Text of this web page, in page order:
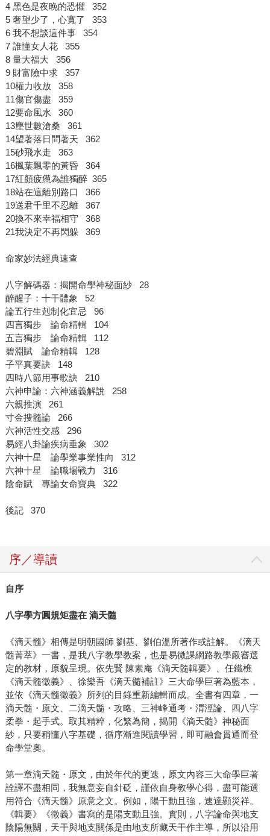
4 黑色是夜晚的恐懼 352
5 奢望少了，心寬了 353
6 我不想談這件事 354
7 誰懂女人花 355
8 量大福大 356
9 財富險中求 357
10權力收放 358
11傷官傷盡 359
12要命風水 360
13塵世數滄桑 361
14望著落日問著天 362
15砂飛水走 363
16楓葉飄零的黃昏 364
17紅顏疲憊為誰獨醉 365
18站在這離別路口 366
19送君千里不忍離 367
20換不來幸福相守 368
21我決定不再閃躲 369
命家妙法經典速查
八字解碼器：揭開命學神秘面紗 28
醉醒子：十干體象 52
論五行生剋制化宜忌 96
四言獨步 論命精輯 104
五言獨步 論命精輯 112
碧淵賦 論命精輯 128
子平真要訣 148
四時八節用事歌訣 210
六神申論：六神涵義解說 258
六親推演 261
寸金搜髓論 266
六神活性交感 296
易經八卦論疾病垂象 302
六神十星 論學業事業性向 312
六神十星 論職場戰力 316
陰命賦 專論女命寶典 322
後記 370
序／導讀
自序
八字學方圓規矩盡在 滴天髓
《滴天髓》相傳是明朝國師 劉基、劉伯溫所著作或註解。《滴天
髓菁萃》一書，是我八字教學教案，也是易微課網路教學嚴審選
定的教材，原貌呈現。依先賢 陳素庵《滴天髓輯要》、任鐵樵
《滴天髓徵義》、徐樂吾《滴天髓補註》三大命學巨著為藍本，
並依《滴天髓徵義》所列的目錄重新編輯而成。全書有四章，一
滴天髓・原文、二滴天髓・攻略、三神峰通考・渭涇論、四八字
柔拳・起手式。取其精粹，化繁為簡，揭開《滴天髓》神秘面
紗，只要稍懂八字基礎，循序漸進閱讀學習，即可融會貫通而登
命學堂奧。
第一章滴天髓・原文，由於年代的更迭，原文內容三大命學巨著
詮譯不盡相同，我無意妄自針砭，謹依自身教學心得，盡可能選
用符合《滴天髓》原意之文。例如，陽干動且強，速達顯災祥。
《輯要》《徵義》書寫的是陽支動且強。實則，八字論命與地支
陰陽無關，天干與地支關係是由地支所藏天干作主導，所以沿用